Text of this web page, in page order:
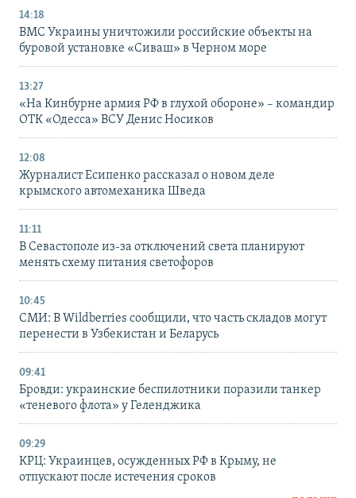
14:18
ВМС Украины уничтожили российские объекты на
буровой установке «Сиваш» в Черном море
13:27
«На Кинбурне армия РФ в глухой обороне» – командир
ОТК «Одесса» ВСУ Денис Носиков
12:08
Журналист Есипенко рассказал о новом деле
крымского автомеханика Шведа
11:11
В Севастополе из-за отключений света планируют
менять схему питания светофоров
10:45
СМИ: В Wildberries сообщили, что часть складов могут
перенести в Узбекистан и Беларусь
09:41
Бровди: украинские беспилотники поразили танкер
«теневого флота» у Геленджика
09:29
КРЦ: Украинцев, осужденных РФ в Крыму, не
отпускают после истечения сроков